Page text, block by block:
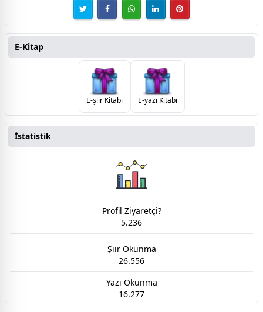
E-Kitap
E-şiir Kitabı E-yazı Kitabı
İstatistik
Profil Ziyaretçi?
5.236
Şiir Okunma
26.556
Yazı Okunma
16.277